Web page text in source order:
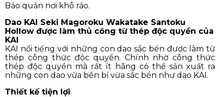
Bảo quản nơi khô ráo.
Dao KAI Seki Magoroku Wakatake Santoku
Hollow được làm thủ công từ thép độc quyền của
KAI
KAI nổi tiếng với những con dao sắc bén được làm từ
thép công thức độc quyền. Chính nhờ công thức
thép độc quyền mà rất ít hãng có thể sản xuất ra
những con dao vừa bền bỉ vừa sắc bén như dao KAI.
Thiết kế tiện lợi